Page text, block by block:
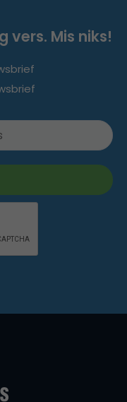
vers. Mis niks!